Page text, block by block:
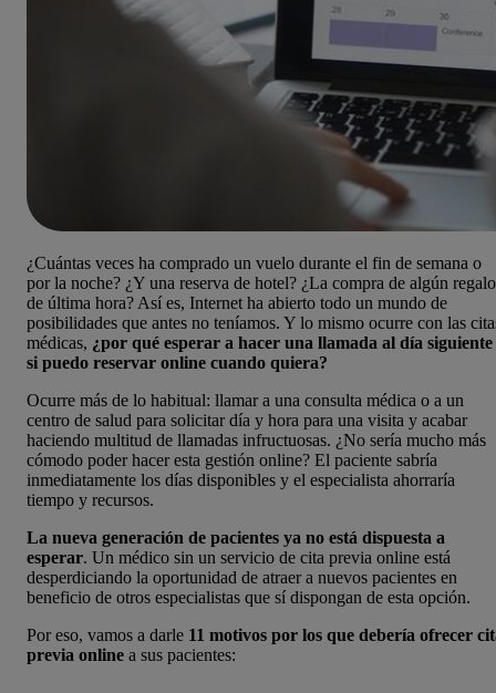
¿Cuántas veces ha comprado un vuelo durante el fin de semana o
por la noche? ¿Y una reserva de hotel? ¿La compra de algún regalo
de última hora? Así es, Internet ha abierto todo un mundo de
posibilidades que antes no teníamos. Y lo mismo ocurre con las
médicas, ¿por qué esperar a hacer una llamada al día siguiente
si puedo reservar online cuando quiera?
Ocurre más de lo habitual: llamar a una consulta médica o a un
centro de salud para solicitar día y hora para una visita y acabar
haciendo multitud de llamadas infructuosas. ¿No sería mucho más
cómodo poder hacer esta gestión online? El paciente sabría
inmediatamente los días disponibles y el especialista ahorraría
tiempo y recursos.
La nueva generación de pacientes ya no está dispuesta a
esperar. Un médico sin un servicio de cita previa online está
desperdiciando la oportunidad de atraer a nuevos pacientes en
beneficio de otros especialistas que sí dispongan de esta opción.
Por eso, vamos a darle 11 motivos por los que debería ofrecer
previa online a sus pacientes: